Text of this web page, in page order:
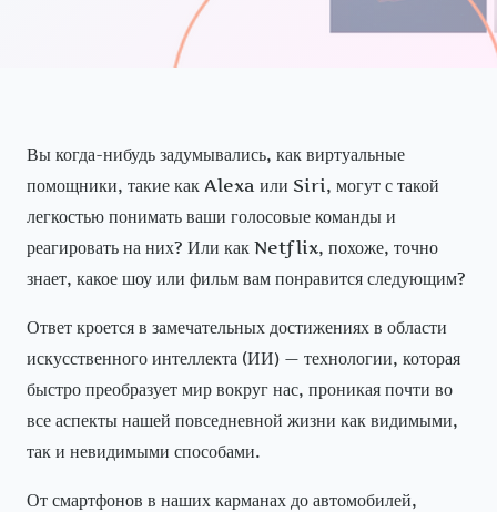
Вы когда-нибудь задумывались, как виртуальные
помощники, такие как Alexa или Siri, могут с такой
легкостью понимать ваши голосовые команды и
реагировать на них? Или как Netflix, похоже, точно
знает, какое шоу или фильм вам понравится следующим?
Ответ кроется в замечательных достижениях в области
искусственного интеллекта (ИИ) — технологии, которая
быстро преобразует мир вокруг нас, проникая почти во
все аспекты нашей повседневной жизни как видимыми,
так и невидимыми способами.
От смартфонов в наших карманах до автомобилей,